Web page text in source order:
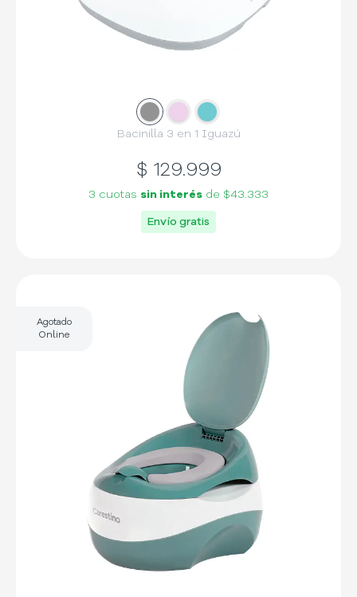
Slide Slide 2
Slide
Bacinilla 3 en 1 Iguazú
$ 129.999
3 cuotas sin interésde $43.333
Envío gratis
Agotado
Online